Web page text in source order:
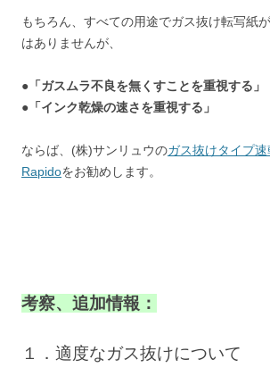
もちろん、すべての用途でガス抜け転写紙
はありませんが、
●「ガスムラ不良を無くすことを重視する」
●「インク乾燥の速さを重視する」
ならば、(株)サンリュウのガス抜けタイプ
Rapidoをお勧めします。
考察、追加情報：
１．適度なガス抜けについて